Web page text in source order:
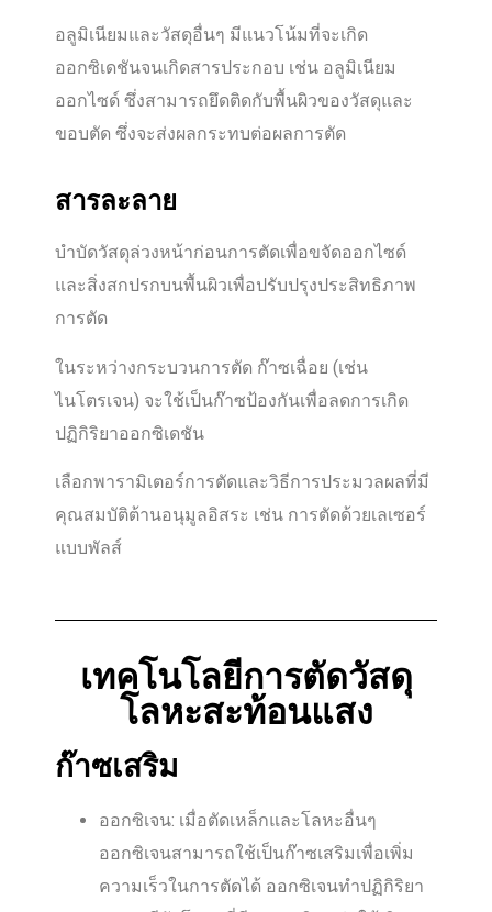
อลูมิเนียมและวัสดุอื่นๆ มีแนวโน้มที่จะเกิด
ออกซิเดชันจนเกิดสารประกอบ เช่น อลูมิเนียม
ออกไซด์ ซึ่งสามารถยึดติดกับพื้นผิวของวัสดุและ
ขอบตัด ซึ่งจะส่งผลกระทบต่อผลการตัด
สารละลาย
บำบัดวัสดุล่วงหน้าก่อนการตัดเพื่อขจัดออกไซด์
และสิ่งสกปรกบนพื้นผิวเพื่อปรับปรุงประสิทธิภาพ
การตัด
ในระหว่างกระบวนการตัด ก๊าซเฉื่อย (เช่น
ไนโตรเจน) จะใช้เป็นก๊าซป้องกันเพื่อลดการเกิด
ปฏิกิริยาออกซิเดชัน
เลือกพารามิเตอร์การตัดและวิธีการประมวลผลที่มี
คุณสมบัติต้านอนุมูลอิสระ เช่น การตัดด้วยเลเซอร์
แบบพัลส์
เทคโนโลยีการตัดวัสดุ
โลหะสะท้อนแสง
ก๊าซเสริม
ออกซิเจน: เมื่อตัดเหล็กและโลหะอื่นๆ
ออกซิเจนสามารถใช้เป็นก๊าซเสริมเพื่อเพิ่ม
ความเร็วในการตัดได้ ออกซิเจนทำปฏิกิริยา